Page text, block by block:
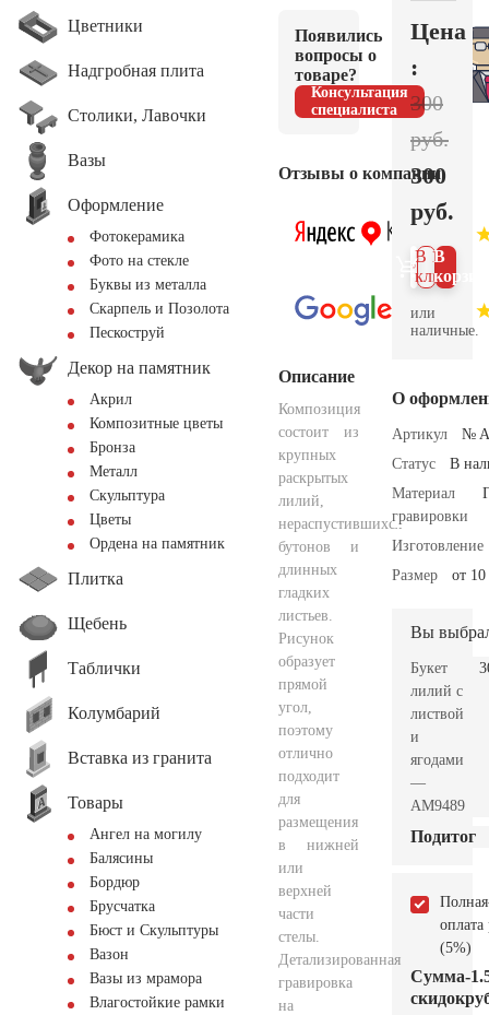
Цветники
Надгробная плита
Столики, Лавочки
Вазы
Оформление
Фотокерамика
Фото на стекле
Буквы из металла
Скарпель и Позолота
Пескоструй
Декор на памятник
Акрил
Композитные цветы
Бронза
Металл
Скульптура
Цветы
Ордена на памятник
Плитка
Щебень
Таблички
Колумбарий
Вставка из гранита
Товары
Ангел на могилу
Балясины
Бордюр
Брусчатка
Бюст и Скульптуры
Вазон
Вазы из мрамора
Влагостойкие рамки
Появились
вопросы о
товаре?
Консультация
специалиста
Отзывы о компании
Описание
Композиция
состоит из
крупных
раскрытых
лилий,
нераспустившихся
бутонов и
длинных
гладких
листьев.
Рисунок
образует
прямой
угол,
поэтому
отлично
подходит
для
размещения
в нижней
или
верхней
части
стелы.
Детализированная
гравировка
на
Цена
:
300
руб.
300
руб.
В
В 1
клик
или
наличные.
О
Артикул
№
Статус
В
Материал
гравировки
Изготовление
Размер
от
Вы
Букет
лилий с
листвой
и
ягодами
—
AM9489
Подитог
Полная
оплата
(5%)
Сумма
скидок
-